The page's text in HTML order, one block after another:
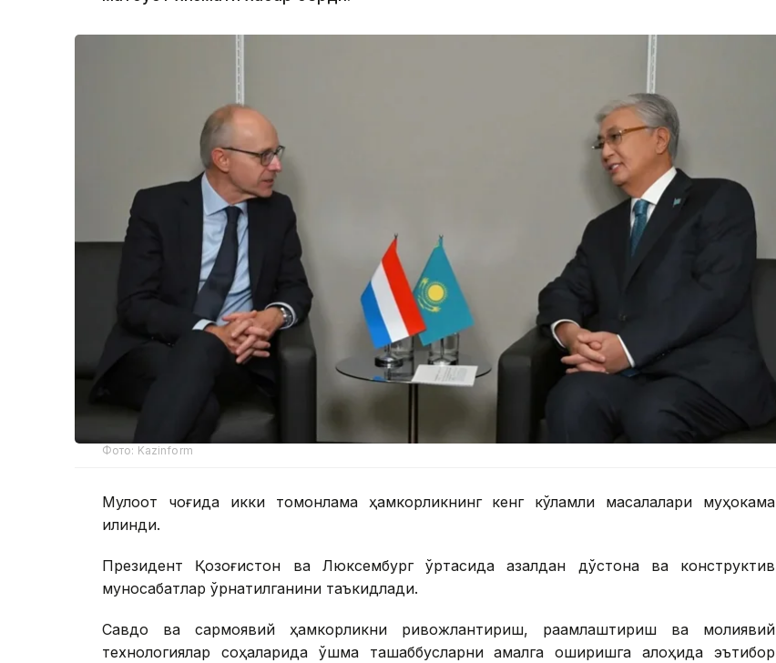
Фото: Kazinform
Мулоқот чоғида икки томонлама ҳамкорликнинг кенг кўламли масалалари муҳокама
қилинди.
Президент Қозоғистон ва Люксембург ўртасида азалдан дўстона ва конструктив
муносабатлар ўрнатилганини таъкидлади.
Савдо ва сармоявий ҳамкорликни ривожлантириш, рақамлаштириш ва молиявий
технологиялар соҳаларида қўшма ташаббусларни амалга оширишга алоҳида эътибор